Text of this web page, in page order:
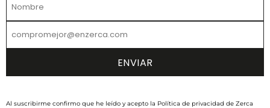
Al suscribirme confirmo que he leído y acepto la Política de privacidad de Zerca